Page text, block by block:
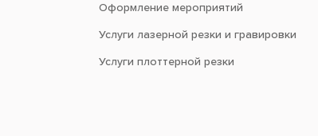
Оформление мероприятий
Услуги лазерной резки и гравировки
Услуги плоттерной резки